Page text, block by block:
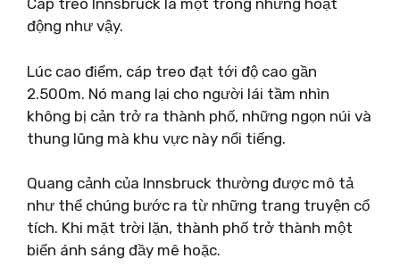
Cáp treo Innsbruck là một trong những hoạt
động như vậy.
Lúc cao điểm, cáp treo đạt tới độ cao gần
2.500m. Nó mang lại cho người lái tầm nhìn
không bị cản trở ra thành phố, những ngọn núi và
thung lũng mà khu vực này nổi tiếng.
Quang cảnh của Innsbruck thường được mô tả
như thể chúng bước ra từ những trang truyện cổ
tích. Khi mặt trời lặn, thành phố trở thành một
biển ánh sáng đầy mê hoặc.